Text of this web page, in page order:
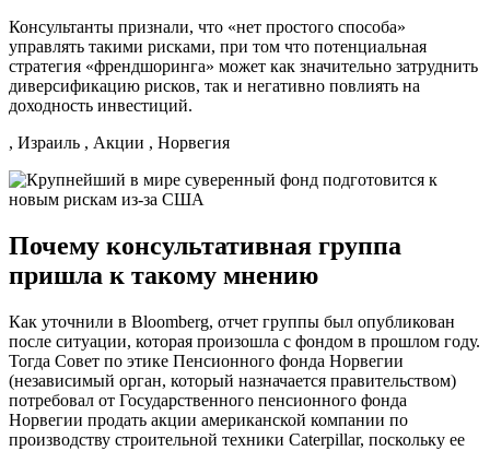
Консультанты признали, что «нет простого способа»
управлять такими рисками, при том что потенциальная
стратегия «френдшоринга» может как значительно затруднить
диверсификацию рисков, так и негативно повлиять на
доходность инвестиций.
, Израиль , Акции , Норвегия
Почему консультативная группа
пришла к такому мнению
Как уточнили в Bloomberg, отчет группы был опубликован
после ситуации, которая произошла с фондом в прошлом году.
Тогда Совет по этике Пенсионного фонда Норвегии
(независимый орган, который назначается правительством)
потребовал от Государственного пенсионного фонда
Норвегии продать акции американской компании по
производству строительной техники Caterpillar, поскольку ее